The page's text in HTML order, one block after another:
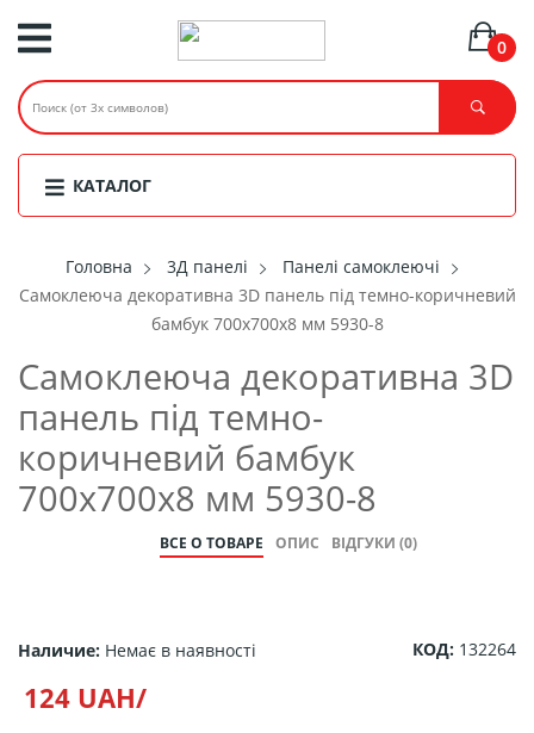
0
КАТАЛОГ
Головнa 3Д панелі
Панелі самоклеючі
Самоклеюча декоративна 3D панель під темно-коричневий
бамбук 700x700x8 мм 5930-8
Самоклеюча декоративна 3D
панель під темно-
коричневий бамбук
700x700x8 мм 5930-8
ВСЕ О ТОВАРЕ ОПИС ВІДГУКИ (0)
Наличие: Немає в наявності КОД: 132264
124 UAH/